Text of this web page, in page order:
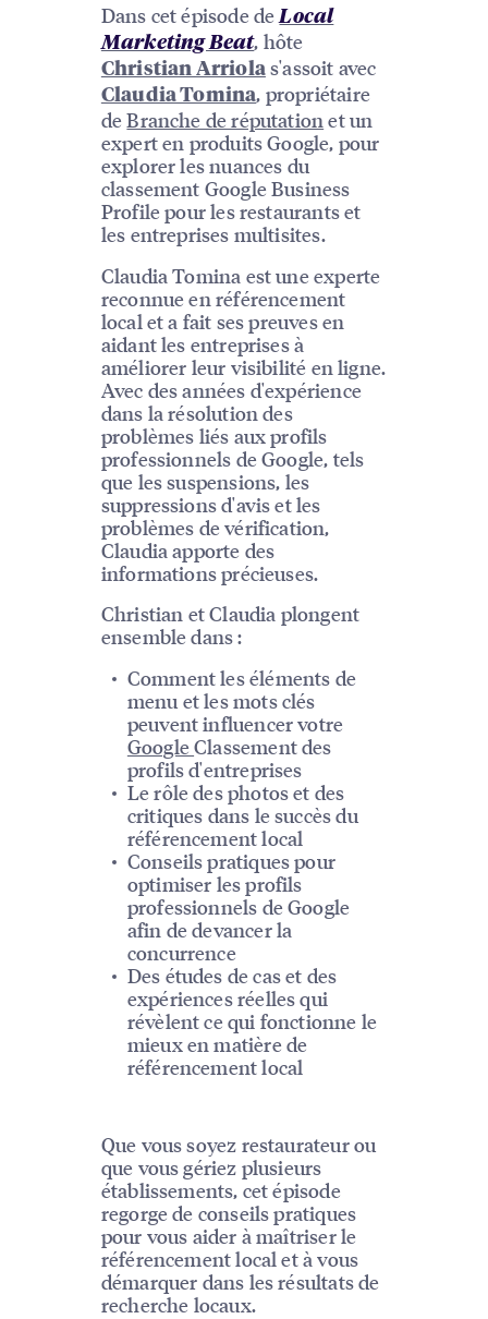
Dans cet épisode de Local
Marketing Beat, hôte
Christian Arriolas'assoit avec
Claudia Tomina, propriétaire
deBranche de réputation et un
expert en produits Google, pour
explorer les nuances du
classement Google Business
Profile pour les restaurants et
les entreprises multisites.
Claudia Tomina est une experte
reconnue en référencement
local et a fait ses preuves en
aidant les entreprises à
améliorer leur visibilité en ligne.
Avec des années d'expérience
dans la résolution des
problèmes liés aux profils
professionnels de Google, tels
que les suspensions, les
suppressions d'avis et les
problèmes de vérification,
Claudia apporte des
informations précieuses.
Christian et Claudia plongent
ensemble dans :
Comment les éléments de
menu et les mots clés
peuvent influencer votre
GoogleClassement des
profils d'entreprises
Le rôle des photos et des
critiques dans le succès du
référencement local
Conseils pratiques pour
optimiser les profils
professionnels de Google
afin de devancer la
concurrence
Des études de cas et des
expériences réelles qui
révèlent ce qui fonctionne le
mieux en matière de
référencement local
Que vous soyez restaurateur ou
que vous gériez plusieurs
établissements, cet épisode
regorge de conseils pratiques
pour vous aider à maîtriser le
référencement local et à vous
démarquer dans les résultats de
recherche locaux.